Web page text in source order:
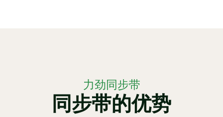
力劲同步带
同步带的优势